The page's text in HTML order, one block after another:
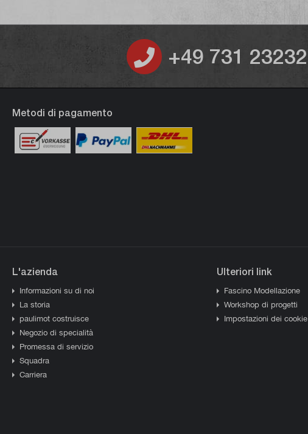
+49 731 23232
Metodi di pagamento
L'azienda
Informazioni su di noi
La storia
paulimot costruisce
Negozio di specialità
Promessa di servizio
Squadra
Carriera
Ulteriori link
Fascino Modellazione
Workshop di progetti
Impostazioni dei cookie